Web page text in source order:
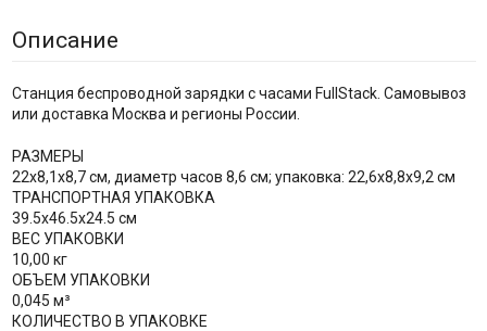
Описание
Станция беспроводной зарядки с часами FullStack. Самовывоз
или доставка Москва и регионы России.
РАЗМЕРЫ
22x8,1x8,7 см, диаметр часов 8,6 см; упаковка: 22,6x8,8x9,2 см
ТРАНСПОРТНАЯ УПАКОВКА
39.5x46.5x24.5 см
ВЕС УПАКОВКИ
10,00 кг
ОБЪЕМ УПАКОВКИ
0,045 м³
КОЛИЧЕСТВО В УПАКОВКЕ